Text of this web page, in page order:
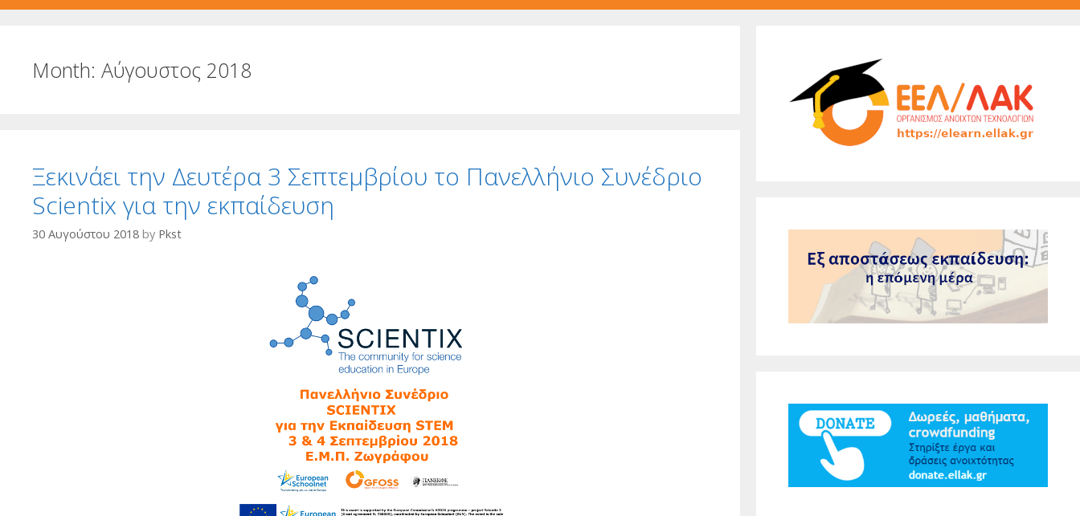
Month: Αύγουστος 2018
Ξεκινάει την Δευτέρα 3 Σεπτεμβρίου το Πανελλήνιο Συνέδριο
Scientix για την εκπαίδευση
30 Αυγούστου 2018 by Pkst